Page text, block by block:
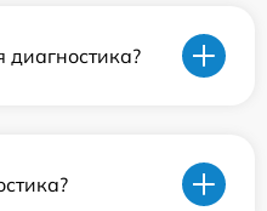
диагностика?